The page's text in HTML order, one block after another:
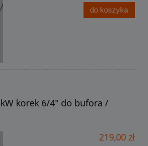
do koszyka
kW korek 6/4" do bufora /
219,00 zł